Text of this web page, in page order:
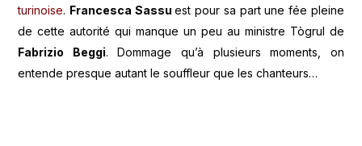
turinoise. Francesca Sassuest pour sa part une fée pleine
de cette autorité qui manque un peu au ministre Tògrul de
Fabrizio Beggi. Dommage qu’à plusieurs moments, on
entende presque autant le souffleur que les chanteurs…